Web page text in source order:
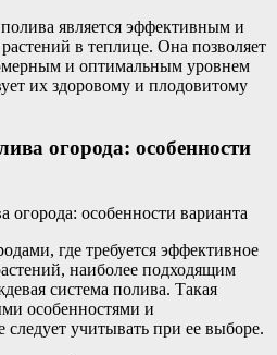
является эффективным и
в теплице. Она позволяет
и оптимальным уровнем
их здоровому и плодовитому
огорода: особенности
где требуется эффективное
наиболее подходящим
система полива. Такая
особенностями и
следует учитывать при ее выборе.